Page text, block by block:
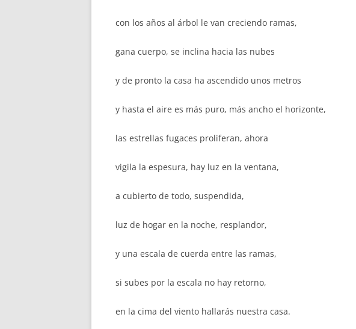
con los años al árbol le van creciendo ramas,
gana cuerpo, se inclina hacia las nubes
y de pronto la casa ha ascendido unos metros
y hasta el aire es más puro, más ancho el horizonte,
las estrellas fugaces proliferan, ahora
vigila la espesura, hay luz en la ventana,
a cubierto de todo, suspendida,
luz de hogar en la noche, resplandor,
y una escala de cuerda entre las ramas,
si subes por la escala no hay retorno,
en la cima del viento hallarás nuestra casa.